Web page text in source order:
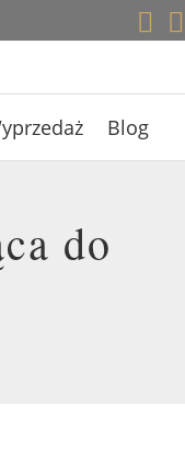


Blog
do